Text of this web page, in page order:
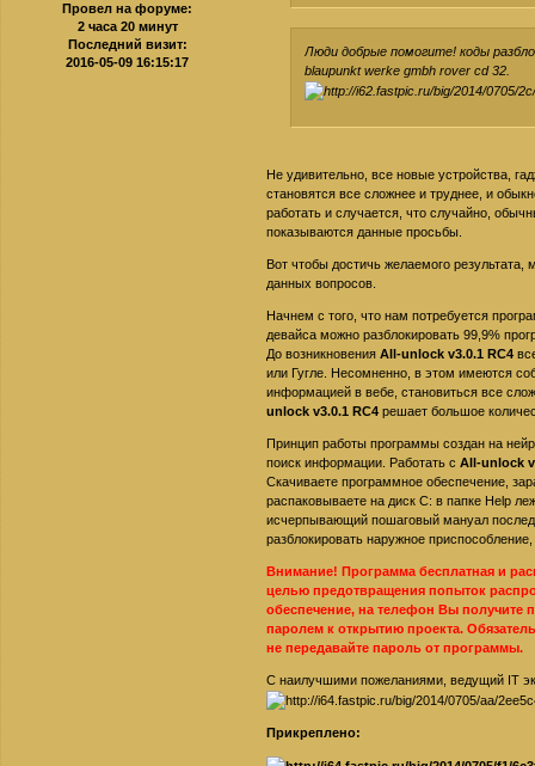
Провел на форуме:
2 часа 20 минут
Последний визит:
2016-05-09 16:15:17
Люди добрые помогите! коды
blaupunkt werke gmbh rover cd 32.
Не удивительно, все новые устройства,
становятся все сложнее и труднее, и
работать и случается, что случайно,
показываются данные просьбы.
Вот чтобы достичь желаемого
данных вопросов.
Начнем с того, что нам потребуется
девайса можно разблокировать 99,9%
До возникновенияAll-unlock v3.0.1 RC4
или Гугле. Несомненно, в этом имеются
информацией в вебе, становиться все
unlock v3.0.1 RC4 решает большое
Принцип работы программы создан на
поиск информации. Работать сAll-unlock
Скачиваете программное обеспечение,
распаковываете на диск C: в папке Help
исчерпывающий пошаговый мануал
разблокировать наружное
Внимание! Программа бесплатная и
целью предотвращения попыток
обеспечение, на телефон Вы получите
паролем к открытию проекта.
не передавайте пароль от программы.
С наилучшими пожеланиями, ведущий IT
Прикреплено: